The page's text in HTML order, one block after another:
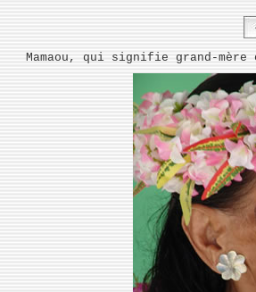
Mamaou, qui signifie grand-